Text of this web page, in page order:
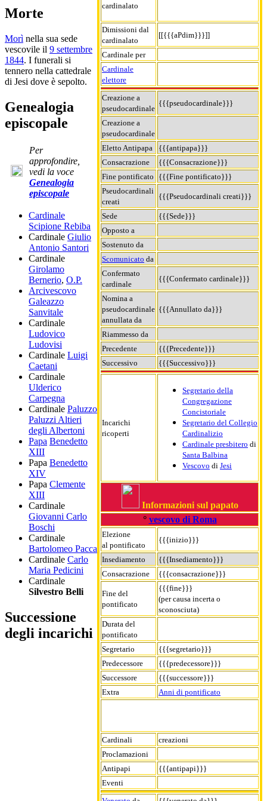
cardinalato
Dimissioni dal
cardinalato
[[{{{aPdim}}}]]
Cardinale per
Cardinale
elettore
Creazione a
pseudocardinale
{{{pseudocardinale}}}
Creazione a
pseudocardinale
Eletto Antipapa
{{{antipapa}}}
Consacrazione
{{{Consacrazione}}}
Fine pontificato
{{{Fine pontificato}}}
Pseudocardinali
creati
{{{Pseudocardinali creati}}}
Sede
{{{Sede}}}
Opposto a
Sostenuto da
Scomunicato da
Confermato
cardinale
{{{Confermato cardinale}}}
Nomina a
pseudocardinale
annullata da
{{{Annullato da}}}
Riammesso da
Precedente
{{{Precedente}}}
Successivo
{{{Successivo}}}
Incarichi
ricoperti
Segretario della
Congregazione
Concistoriale
Segretario del Collegio
Cardinalizio
Cardinale presbitero di
Santa Balbina
Vescovo di Jesi
Informazioni sul papato
° vescovo di Roma
Elezione
al pontificato
{{{inizio}}}
Insediamento
{{{Insediamento}}}
Consacrazione
{{{consacrazione}}}
Fine del
pontificato
{{{fine}}}
(per causa incerta o
sconosciuta)
Durata del
pontificato
Segretario
{{{segretario}}}
Predecessore
{{{predecessore}}}
Successore
{{{successore}}}
Extra
Anni di pontificato
Cardinali
creazioni
Proclamazioni
Antipapi
{{{antipapi}}}
Eventi
Morte
Morì nella sua sede
vescovile il 9 settembre
1844. I funerali si
tennero nella cattedrale
di Jesi dove è sepolto.
Genealogia
episcopale
Per
approfondire,
vedi la voce
Genealogia
episcopale
Cardinale
Scipione Rebiba
Cardinale Giulio
Antonio Santori
Cardinale
Girolamo
Bernerio, O.P.
Arcivescovo
Galeazzo
Sanvitale
Cardinale
Ludovico
Ludovisi
Cardinale Luigi
Caetani
Cardinale
Ulderico
Carpegna
Cardinale Paluzzo
Paluzzi Altieri
degli Albertoni
Papa Benedetto
XIII
Papa Benedetto
XIV
Papa Clemente
XIII
Cardinale
Giovanni Carlo
Boschi
Cardinale
Bartolomeo Pacca
Cardinale Carlo
Maria Pedicini
Cardinale
Silvestro Belli
Successione
degli incarichi